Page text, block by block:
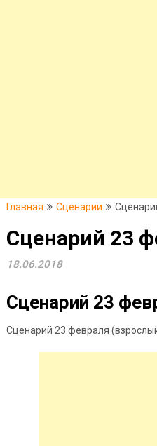
Главная Сценарии
Сценарий 23
18.06.2018
Сценарий 23
Сценарий 23 февраля